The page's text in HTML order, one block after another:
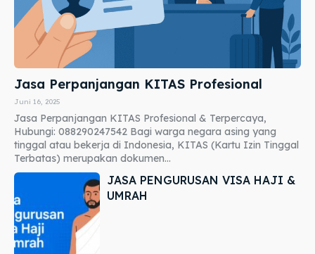
Jasa Perpanjangan KITAS Profesional
Juni 16, 2025
Jasa Perpanjangan KITAS Profesional & Terpercaya,
Hubungi: 088290247542 Bagi warga negara asing yang
tinggal atau bekerja di Indonesia, KITAS (Kartu Izin Tinggal
Terbatas) merupakan dokumen...
JASA PENGURUSAN VISA HAJI &
UMRAH